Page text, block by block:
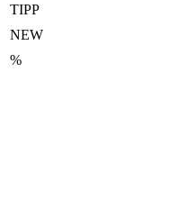
TIPP
NEW
%